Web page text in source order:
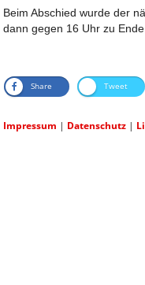
Beim Abschied wurde der
dann gegen 16 Uhr zu Ende.
Share Tweet
Impressum | Datenschutz |